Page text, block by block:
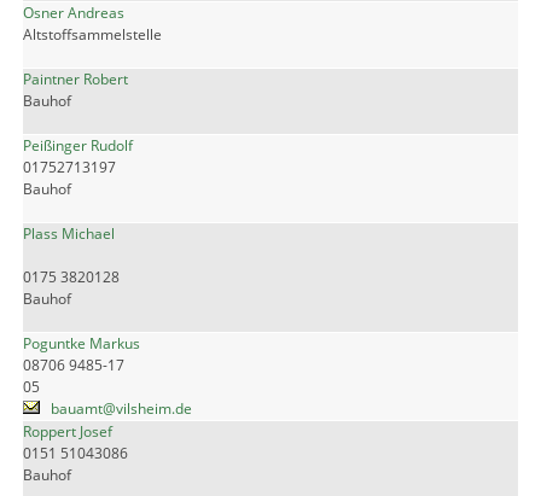
Osner Andreas
Altstoffsammelstelle
Paintner Robert
Bauhof
Peißinger Rudolf
01752713197
Bauhof
Plass Michael
0175 3820128
Bauhof
Poguntke Markus
08706 9485-17
05
bauamt@vilsheim.de
Roppert Josef
0151 51043086
Bauhof